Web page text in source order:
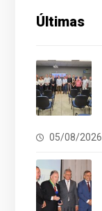
Últimas
05/08/2026